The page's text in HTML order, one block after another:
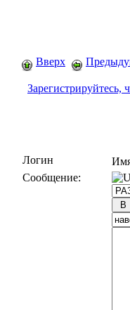
Вверх
Логин
Сообщение: